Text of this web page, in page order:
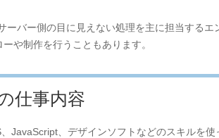
ーバー側の目に見えない処理を主に担当する
や制作を行うこともあります。
仕事内容
JavaScript、デザインソフトなどのスキルを